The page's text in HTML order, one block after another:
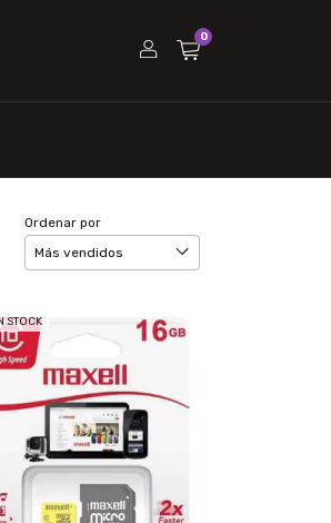
0
Ordenar por
STOCK